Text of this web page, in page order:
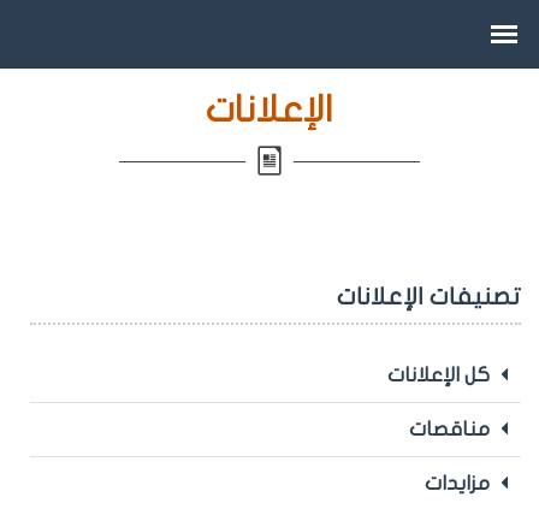
الإعلانات
تصنيفات الإعلانات
كل الإعلانات
مناقصات
مزايدات